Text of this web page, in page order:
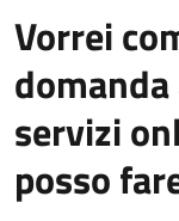
Vorrei
servizi
posso